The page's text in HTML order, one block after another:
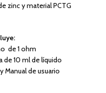
zinc y material PCTG
de 1 ohm
de 10 ml de líquido
Manual de usuario